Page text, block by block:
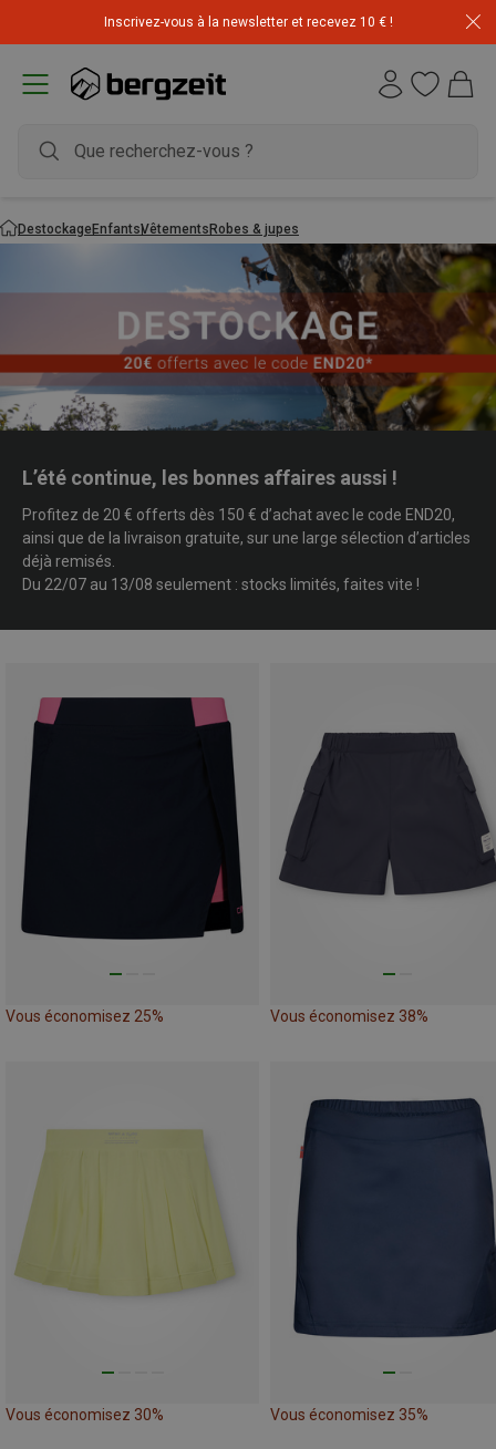
Inscrivez-vous à la newsletter et recevez 10 € !
Déstockage : 20 € offerts avec le code END20
DestockageEnfantsVêtementsRobes & jupes
L’été continue, les bonnes affaires aussi !
Profitez de 20 € offerts dès 150 € d’achat avec le code END20,
ainsi que de la livraison gratuite, sur une large sélection d’articles
déjà remisés.
Du 22/07 au 13/08 seulement : stocks limités, faites vite !
Vous économisez 25% Vous économisez 38%
Vous économisez 30% Vous économisez 35%